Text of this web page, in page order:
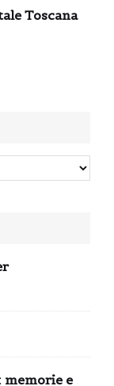
Toscana
e